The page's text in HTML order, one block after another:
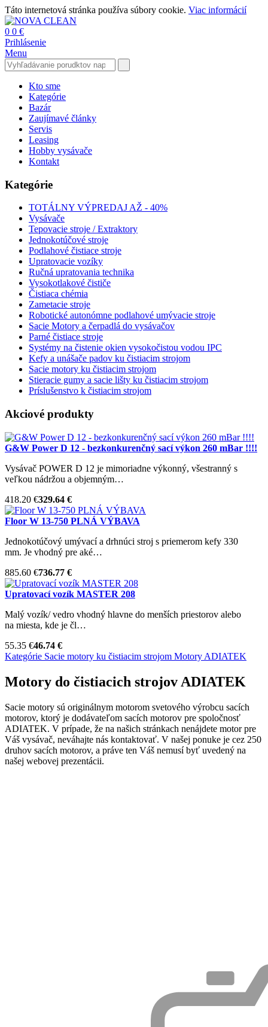
Táto internetová stránka používa súbory cookie. Viac informácií
0 0 €
Prihlásenie
Menu
Kto sme
Kategórie
Bazár
Zaujímavé články
Servis
Leasing
Hobby vysávače
Kontakt
Kategórie
TOTÁLNY VÝPREDAJ AŽ - 40%
Vysávače
Tepovacie stroje / Extraktory
Jednokotúčové stroje
Podlahové čistiace stroje
Upratovacie vozíky
Ručná upratovania technika
Vysokotlakové čističe
Čistiaca chémia
Zametacie stroje
Robotické autonómne podlahové umývacie stroje
Sacie Motory a čerpadlá do vysávačov
Parné čistiace stroje
Systémy na čistenie okien vysokočistou vodou IPC
Kefy a unášače padov ku čistiacim strojom
Sacie motory ku čistiacim strojom
Stieracie gumy a sacie lišty ku čistiacim strojom
Príslušenstvo k čistiacim strojom
Akciové produkty
G&W Power D 12 - bezkonkurenčný sací výkon 260 mBar !!!!
Vysávač POWER D 12 je mimoriadne výkonný, všestranný s
veľkou nádržou a objemným…
418.20 €329.64 €
Floor W 13-750 PLNÁ VÝBAVA
Jednokotúčový umývací a drhnúci stroj s priemerom kefy 330
mm. Je vhodný pre aké…
885.60 €736.77 €
Upratovací vozík MASTER 208
Malý vozík/ vedro vhodný hlavne do menších priestorov alebo
na miesta, kde je čl…
55.35 €46.74 €
Kategórie Sacie motory ku čistiacim strojom Motory ADIATEK
Motory do čistiacich strojov ADIATEK
Sacie motory sú originálnym motorom svetového výrobcu sacích
motorov, ktorý je dodávateľom sacích motorov pre spoločnosť
ADIATEK. V prípade, že na našich stránkach nenájdete motor pre
Váš vysávač, neváhajte nás kontaktovať. V našej ponuke je cez 250
druhov sacích motorov, a práve ten Váš nemusí byť uvedený na
našej webovej prezentácii.